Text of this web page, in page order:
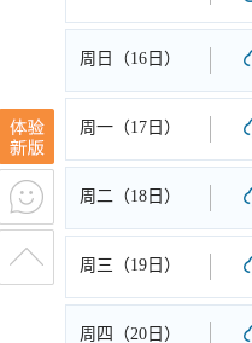
周日（16日）
周一（17日）
周二（18日）
周三（19日）
周四（20日）